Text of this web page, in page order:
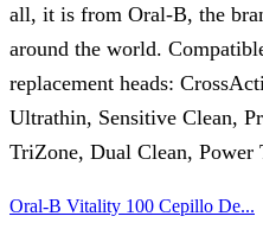
all, it is from Oral-B, the
around the world.
replacement heads:
Ultrathin, Sensitive Clean,
TriZone, Dual Clean, Power
Oral-B Vitality 100 Cepillo De...